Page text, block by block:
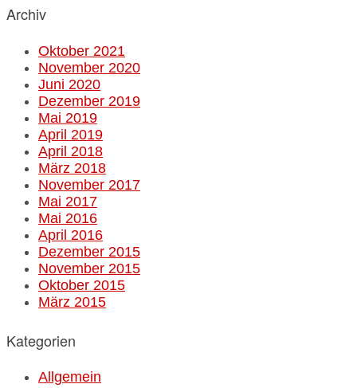
Archiv
Oktober 2021
November 2020
Juni 2020
Dezember 2019
Mai 2019
April 2019
April 2018
März 2018
November 2017
Mai 2017
Mai 2016
April 2016
Dezember 2015
November 2015
Oktober 2015
März 2015
Kategorien
Allgemein